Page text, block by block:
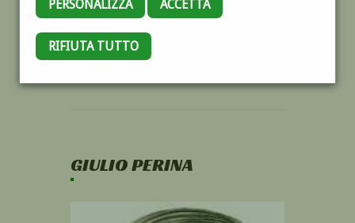
PERSONALIZZA ACCETTA
RIFIUTA TUTTO
GIULIO PERINA